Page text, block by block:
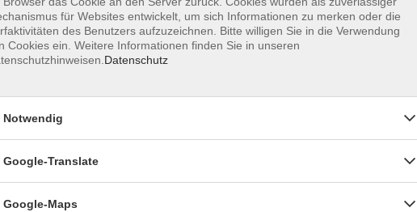
nur buchbare nur beginnende
Wissen und mehr - für Frauen
für Websites entwickelt, um sich Informationen zu merken oder die
des Benutzers aufzuzeichnen. Bitte willigen Sie in die Verwendung
Cookies ein. Weitere Informationen finden Sie in unseren
Datenschutz
Notwendig
Google-Translate
Google-Maps